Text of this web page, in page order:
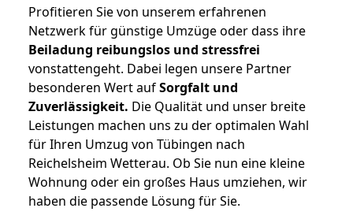
Profitieren Sie von unserem erfahrenen
Netzwerk für günstige Umzüge oder dass ihre
Beiladung reibungslos und stressfrei
vonstattengeht. Dabei legen unsere Partner
besonderen Wert aufSorgfalt und
Zuverlässigkeit. Die Qualität und unser breite
Leistungen machen uns zu der optimalen Wahl
für Ihren Umzug von Tübingen nach
Reichelsheim Wetterau. Ob Sie nun eine kleine
Wohnung oder ein großes Haus umziehen, wir
haben die passende Lösung für Sie.